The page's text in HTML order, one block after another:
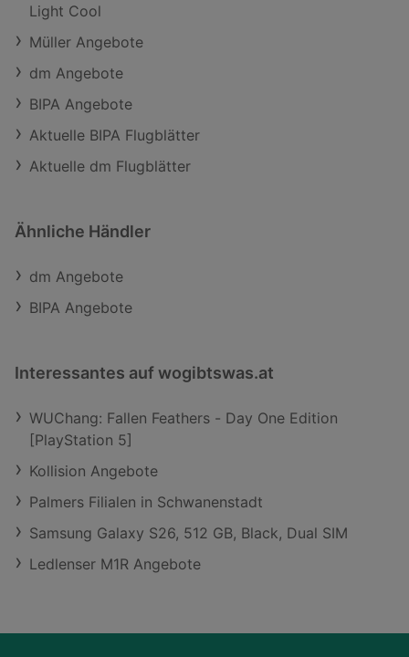
Light Cool
Müller Angebote
dm Angebote
BIPA Angebote
Aktuelle BIPA Flugblätter
Aktuelle dm Flugblätter
Ähnliche Händler
dm Angebote
BIPA Angebote
Interessantes auf wogibtswas.at
WUChang: Fallen Feathers - Day One Edition
[PlayStation 5]
Kollision Angebote
Palmers Filialen in Schwanenstadt
Samsung Galaxy S26, 512 GB, Black, Dual SIM
Ledlenser M1R Angebote